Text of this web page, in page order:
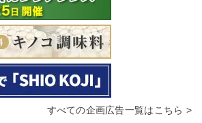
すべての企画広告一覧はこちら >